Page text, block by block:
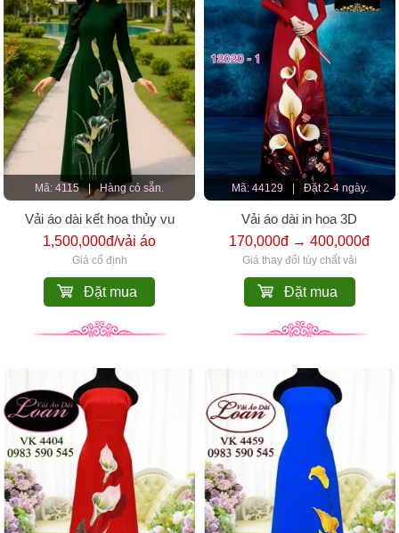
Mã: 4115 | Hàng có sẵn.
Vải áo dài kết hoa thủy vu
1,500,000đ/vải áo
Giá cố định
Đặt mua
Mã: 44129 Đặt 2-4 ngày.
Vải áo dài in hoa 3D
170,000đ → 400,000đ
Giá thay đổi tùy chất vải
Đặt mua